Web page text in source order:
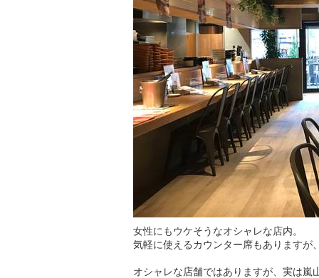
女性にもウケそうなオシャレな店内。
気軽に使えるカウンター席もありますが
オシャレな店舗ではありますが、実は